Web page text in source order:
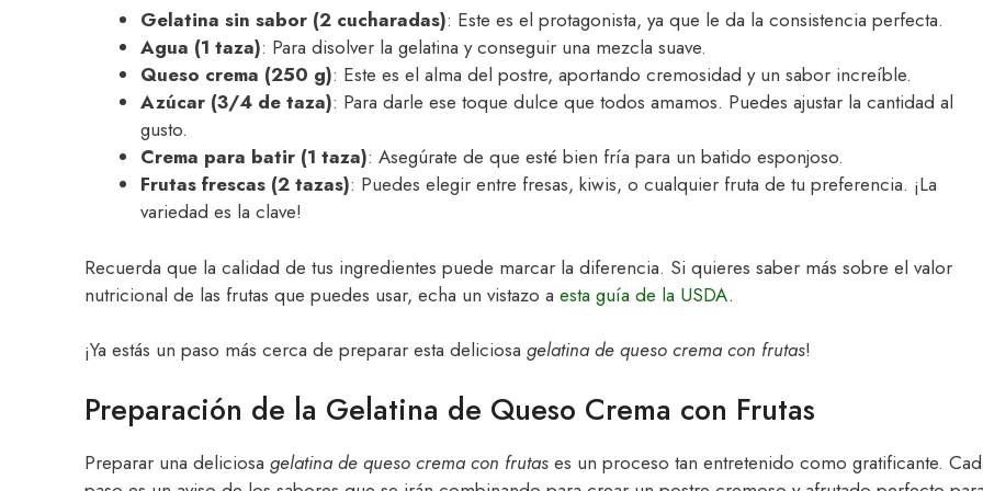
Gelatina sin sabor (2 cucharadas): Este es el protagonista, ya que le da la consistencia perfecta.
Agua (1 taza): Para disolver la gelatina y conseguir una mezcla suave.
Queso crema (250 g): Este es el alma del postre, aportando cremosidad y un sabor increíble.
Azúcar (3/4 de taza): Para darle ese toque dulce que todos amamos. Puedes ajustar la cantidad al
gusto.
Crema para batir (1 taza): Asegúrate de que esté bien fría para un batido esponjoso.
Frutas frescas (2 tazas): Puedes elegir entre fresas, kiwis, o cualquier fruta de tu preferencia. ¡La
variedad es la clave!
Recuerda que la calidad de tus ingredientes puede marcar la diferencia. Si quieres saber más sobre el valor
nutricional de las frutas que puedes usar, echa un vistazo a esta guía de la USDA.
¡Ya estás un paso más cerca de preparar esta deliciosa gelatina de queso crema con frutas!
Preparación de la Gelatina de Queso Crema con Frutas
Preparar una deliciosa gelatina de queso crema con frutas es un proceso tan entretenido como gratificante.